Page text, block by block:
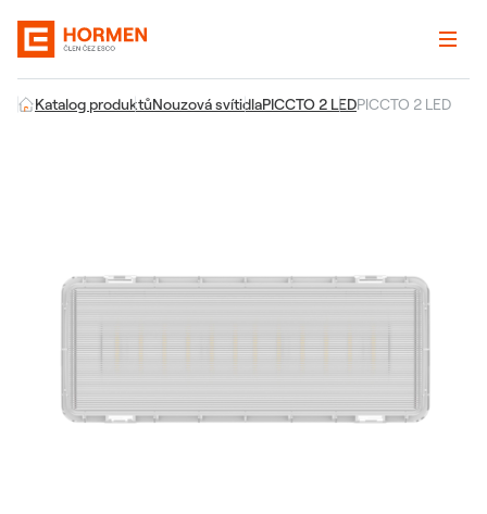
Katalog produktůNouzová svítidlaPICCTO 2 LEDPICCTO 2 LED